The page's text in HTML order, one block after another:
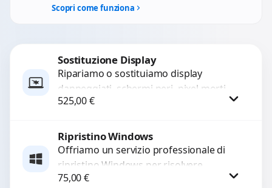
Scopri come funziona
Sostituzione Display
Ripariamo o sostituiamo display
danneggiati, schermi neri, pixel morti,
righe sullo schermo, vetro incrinato,
525,00€
Procedi
Ripristino Windows
Offriamo un servizio professionale di
ripristino Windows per risolvere
problemi di sistema, lentezza o errori.
75,00€